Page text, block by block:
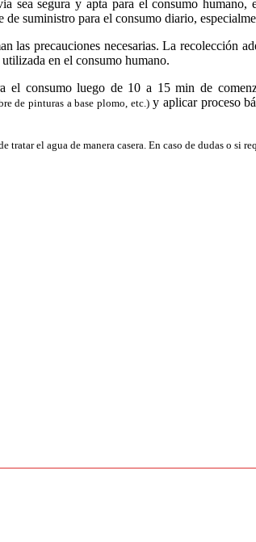
sea segura y apta para el consumo
suministro para el consumo diario,
las precauciones necesarias. La recolección
en el consumo humano.
consumo luego de 10 a 15 min de
de pinturas a base plomo, etc.)y aplicar proceso
tratar el agua de manera casera. En caso de dudas o